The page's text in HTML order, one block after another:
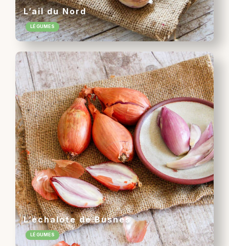
L’ail du Nord
LÉGUMES
L’échalote de Busnes
LÉGUMES